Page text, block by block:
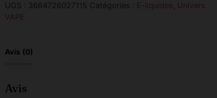
UGS : 3664726027115 Catégories : E-liquides, Univers
VAPE
Avis (0)
Avis